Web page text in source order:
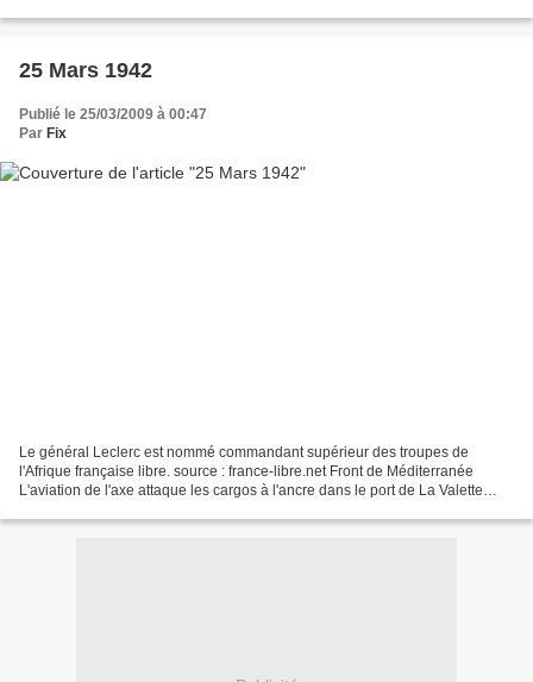
25 Mars 1942
Publié le 25/03/2009 à 00:47
Par Fix
Le général Leclerc est nommé commandant supérieur des troupes de
l'Afrique française libre. source : france-libre.net Front de Méditerranée
L'aviation de l'axe attaque les cargos à l'ancre dans le port de La Valette